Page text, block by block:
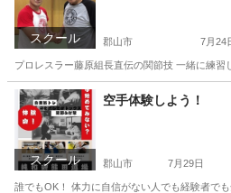
スクール 郡山市 7月24
プロレスラー藤原組長直伝の関節技 一緒に練
福島 郡山市 空手/他格闘技
スクール
空手体験しよう！
郡山市 7月29日
誰でもOK！ 体力に自信がない人でも経験者で